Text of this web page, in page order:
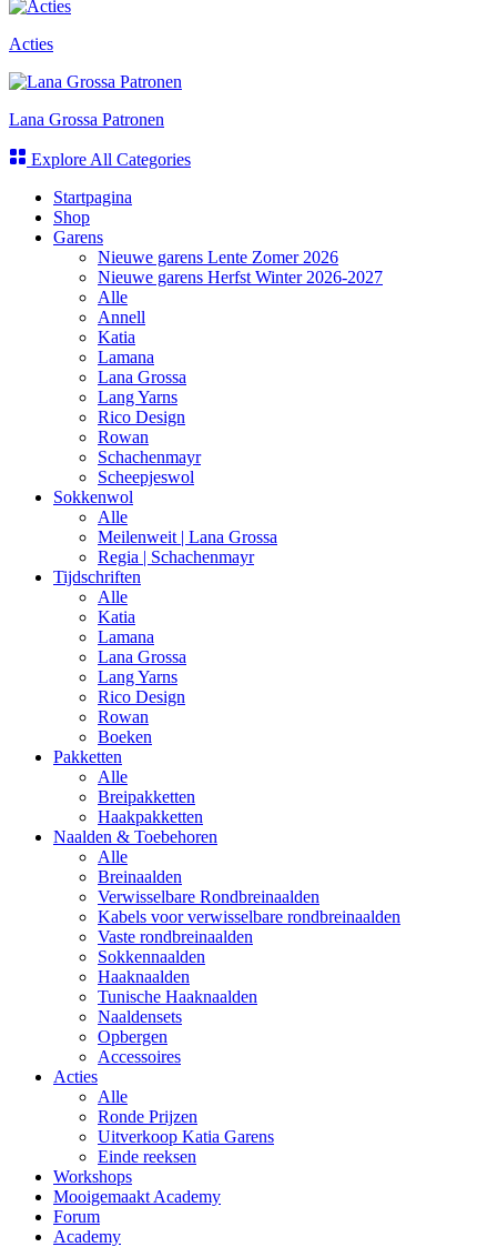
Acties
Lana Grossa Patronen
Explore All Categories
Startpagina
Shop
Garens
Nieuwe garens Lente Zomer 2026
Nieuwe garens Herfst Winter 2026-2027
Alle
Annell
Katia
Lamana
Lana Grossa
Lang Yarns
Rico Design
Rowan
Schachenmayr
Scheepjeswol
Sokkenwol
Alle
Meilenweit | Lana Grossa
Regia | Schachenmayr
Tijdschriften
Alle
Katia
Lamana
Lana Grossa
Lang Yarns
Rico Design
Rowan
Boeken
Pakketten
Alle
Breipakketten
Haakpakketten
Naalden & Toebehoren
Alle
Breinaalden
Verwisselbare Rondbreinaalden
Kabels voor verwisselbare rondbreinaalden
Vaste rondbreinaalden
Sokkennaalden
Haaknaalden
Tunische Haaknaalden
Naaldensets
Opbergen
Accessoires
Acties
Alle
Ronde Prijzen
Uitverkoop Katia Garens
Einde reeksen
Workshops
Mooigemaakt Academy
Forum
Academy